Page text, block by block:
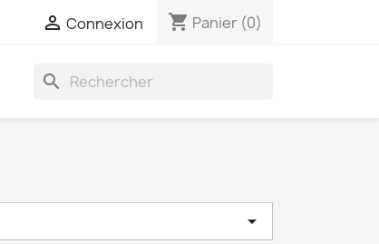
 Connexion shopping_cart Panier (0)
search
